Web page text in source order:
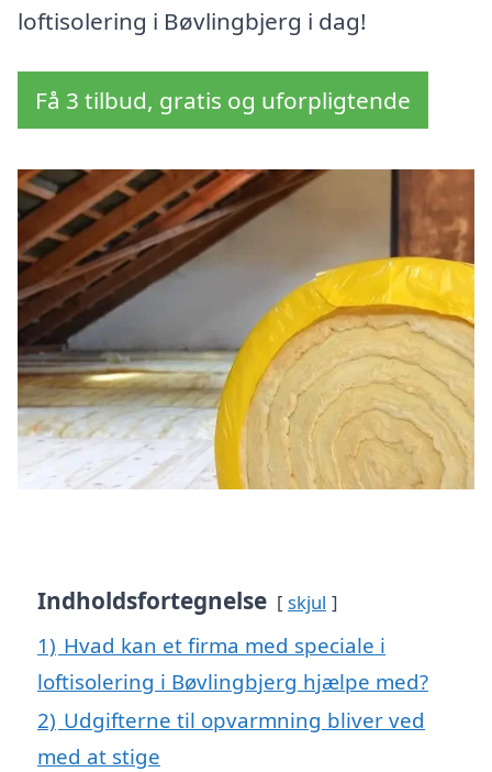
loftisolering i Bøvlingbjerg i dag!
Få 3 tilbud, gratis og uforpligtende
Indholdsfortegnelse skjul
1) Hvad kan et firma med speciale i
loftisolering i Bøvlingbjerg hjælpe med?
2) Udgifterne til opvarmning bliver ved
med at stige